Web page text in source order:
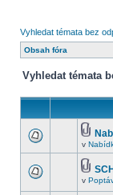
Vyhledat témata bez
Obsah fóra
Vyhledat témata
v
v